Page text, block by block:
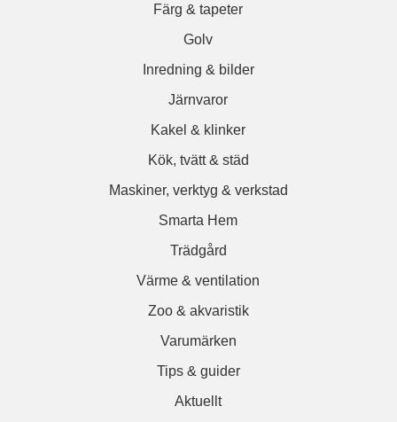
Färg & tapeter
Golv
Inredning & bilder
Järnvaror
Kakel & klinker
Kök, tvätt & städ
Maskiner, verktyg & verkstad
Smarta Hem
Trädgård
Värme & ventilation
Zoo & akvaristik
Varumärken
Tips & guider
Aktuellt